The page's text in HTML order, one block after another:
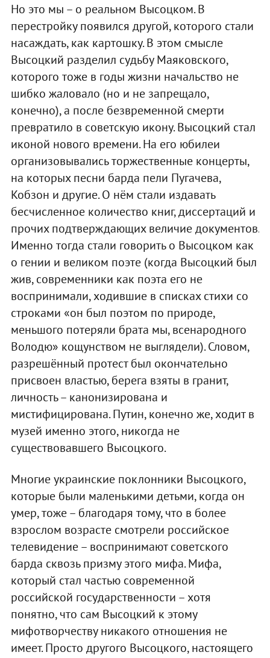
Но это мы – о реальном Высоцком. В
перестройку появился другой, которого стали
насаждать, как картошку. В этом смысле
Высоцкий разделил судьбу Маяковского,
которого тоже в годы жизни начальство не
шибко жаловало (но и не запрещало,
конечно), а после безвременной смерти
превратило в советскую икону. Высоцкий стал
иконой нового времени. На его юбилеи
организовывались торжественные концерты,
на которых песни барда пели Пугачева,
Кобзон и другие. О нём стали издавать
бесчисленное количество книг, диссертаций и
прочих подтверждающих величие документов.
Именно тогда стали говорить о Высоцком как
о гении и великом поэте (когда Высоцкий был
жив, современники как поэта его не
воспринимали, ходившие в списках стихи со
строками «он был поэтом по природе,
меньшого потеряли брата мы, всенародного
Володю» кощунством не выглядели). Словом,
разрешённый протест был окончательно
присвоен властью, берега взяты в гранит,
личность – канонизирована и
мистифицирована. Путин, конечно же, ходит в
музей именно этого, никогда не
существовавшего Высоцкого.
Многие украинские поклонники Высоцкого,
которые были маленькими детьми, когда он
умер, тоже – благодаря тому, что в более
взрослом возрасте смотрели российское
телевидение – воспринимают советского
барда сквозь призму этого мифа. Мифа,
который стал частью современной
российской государственности – хотя
понятно, что сам Высоцкий к этому
мифотворчеству никакого отношения не
имеет. Просто другого Высоцкого, настоящего